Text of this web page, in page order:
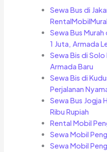
Sewa Bus di
Sewa Bus Murah
1 Juta, Armada
Sewa Bis di Solo
Armada Baru
Sewa Bis di
Perjalanan
Sewa Bus Jogja
Ribu Rupiah
Rental Mobil
Sewa Mobil
Sewa Mobil